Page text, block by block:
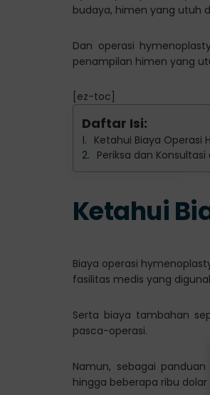
budaya, himen yang utuh
Dan operasi
penampilan himen yang
[ez-toc]
Daftar Isi:
Ketahui Biaya Operasi
Periksa dan
Ketahui
Biaya operasi
fasilitas medis yang
Serta biaya tambahan
pasca-operasi.
Namun, sebagai
hingga beberapa ribu